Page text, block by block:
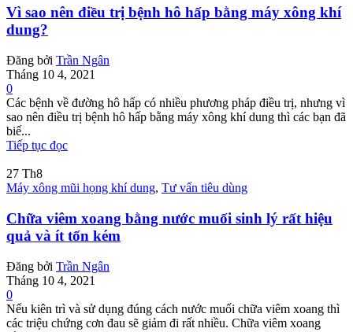
Vì sao nên điều trị bệnh hô hấp bằng máy xông khí
dung?
Đăng bởi Trần Ngân
Tháng 10 4, 2021
0
Các bệnh về đường hô hấp có nhiều phương pháp điều trị, nhưng vì
sao nên điều trị bệnh hô hấp bằng máy xông khí dung thì các bạn đã
biế...
Tiếp tục đọc
27 Th8
Máy xông mũi họng khí dung, Tư vấn tiêu dùng
Chữa viêm xoang bằng nước muối sinh lý rất hiệu
quả và ít tốn kém
Đăng bởi Trần Ngân
Tháng 10 4, 2021
0
Nếu kiên trì và sử dụng đúng cách nước muối chữa viêm xoang thì
các triệu chứng cơn đau sẽ giảm đi rất nhiều. Chữa viêm xoang